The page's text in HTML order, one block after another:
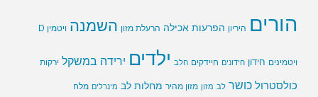
הורים היריון הפרעות אכילה הרעלת מזון השמנה ויטמין D
ויטמינים חידון חידונים חיידקים חלב ילדים ירידה במשקל ירקות
כולסטרול כושר לב מזון מזון מהיר מחלות לב מינרלים מלח